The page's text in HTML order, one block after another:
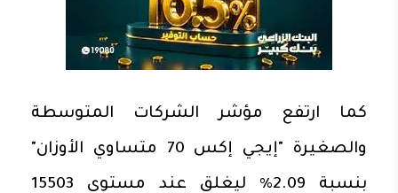
كما ارتفع مؤشر الشركات المتوسطة
والصغيرة "إيجي إكس 70 متساوي الأوزان"
بنسبة 2.09% ليغلق عند مستوى 15503